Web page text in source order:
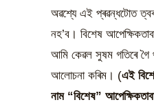
অৱশ্যে এই প্ৰৱন্ধটোত
নহ’ব। বিশেষ
আমি কেৱল সুষম গতিৰে গৈ
আলোচনা কৰিম। (এই
নাম “বিশেষ”